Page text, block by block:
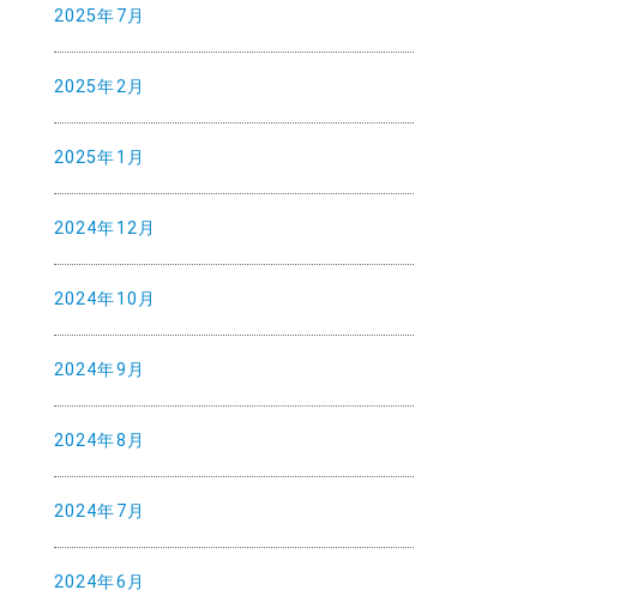
2025年7月
2025年2月
2025年1月
2024年12月
2024年10月
2024年9月
2024年8月
2024年7月
2024年6月